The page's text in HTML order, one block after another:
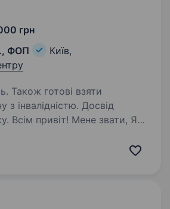
грн
ФОП
Київ,
Також готові взяти
з інвалідністю. Досвід
Яна
не стоїть на місці
нових. Лояльне…